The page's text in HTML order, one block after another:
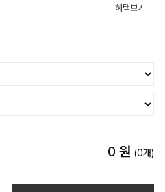
혜택보기
0 원 (0개)